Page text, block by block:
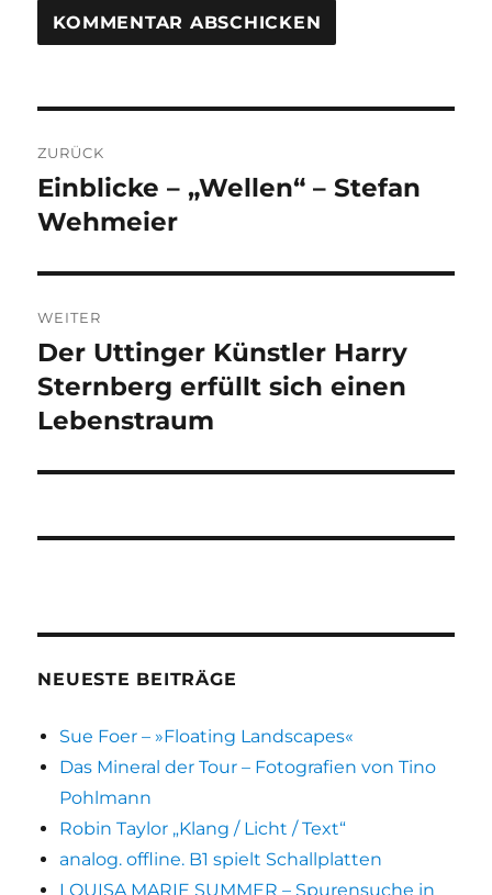
ZURÜCK
Vorheriger
Beitrag:
Einblicke – „Wellen“ – Stefan
Wehmeier
WEITER
Nächster
Beitrag:
Der Uttinger Künstler Harry
Sternberg erfüllt sich einen
Lebenstraum
NEUESTE BEITRÄGE
Sue Foer – »Floating Landscapes«
Das Mineral der Tour – Fotografien von Tino
Pohlmann
Robin Taylor „Klang / Licht / Text“
analog. offline. B1 spielt Schallplatten
LOUISA MARIE SUMMER – Spurensuche in